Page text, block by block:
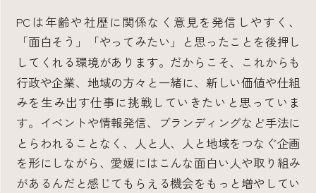
PCは年齢や社歴に関係なく意見を発信しやすく、
「面白そう」「やってみたい」と思ったことを後押し
してくれる環境があります。だからこそ、これからも
行政や企業、地域の方々と一緒に、新しい価値や仕組
みを生み出す仕事に挑戦していきたいと思っていま
す。イベントや情報発信、ブランディングなど手法に
とらわれることなく、人と人、人と地域をつなぐ企画
を形にしながら、愛媛にはこんな面白い人や取り組み
があるんだと感じてもらえる機会をもっと増やしてい